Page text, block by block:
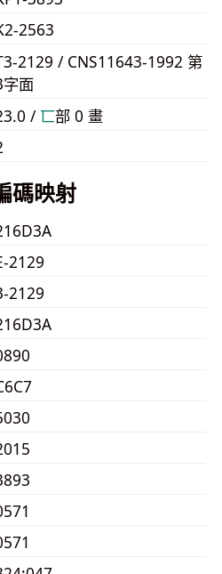
2563
2129 / CNS11643-1992 第
面
/ ⼖部 0 畫
碼映射
2129
2129